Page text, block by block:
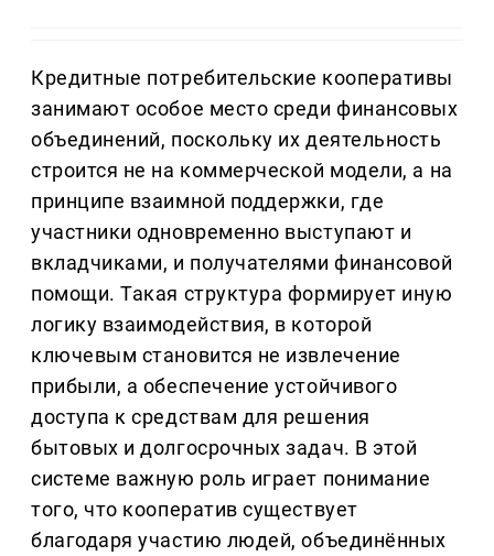
Кредитные потребительские кооперативы
занимают особое место среди финансовых
объединений, поскольку их деятельность
строится не на коммерческой модели, а на
принципе взаимной поддержки, где
участники одновременно выступают и
вкладчиками, и получателями финансовой
помощи. Такая структура формирует иную
логику взаимодействия, в которой
ключевым становится не извлечение
прибыли, а обеспечение устойчивого
доступа к средствам для решения
бытовых и долгосрочных задач. В этой
системе важную роль играет понимание
того, что кооператив существует
благодаря участию людей, объединённых